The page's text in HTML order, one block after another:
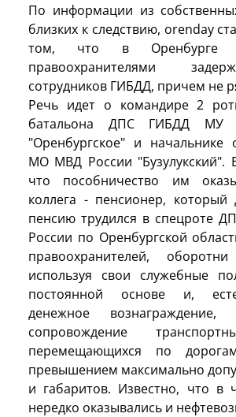
По информации из
близких к следствию, orenday
том, что в Оренбурге
правоохранителями
сотрудников ГИБДД, причем не
Речь идет о командире 2
батальона ДПС ГИБДД МУ
"Оренбургское" и начальнике
МО МВД России "Бузулукский".
что пособничество им
коллега - пенсионер,
пенсию трудился в спецроте
России по Оренбургской
правоохранителей,
используя свои служебные
постоянной основе и,
денежное вознаграждение,
сопровождение
перемещающихся по
превышением максимально
и габаритов. Известно, что в
нередко оказывались и